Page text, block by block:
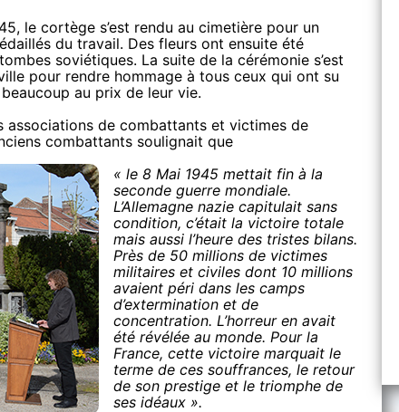
le cortège s’est rendu au cimetière pour un
du travail. Des fleurs ont ensuite été
soviétiques. La suite de la cérémonie s’est
pour rendre hommage à tous ceux qui ont su
au prix de leur vie.
associations de combattants et victimes de
combattants soulignait que
« le 8 Mai 1945 mettait fin à la
seconde guerre mondiale.
L’Allemagne nazie capitulait sans
condition, c’était la victoire totale
mais aussi l’heure des tristes bilans.
Près de 50 millions de victimes
militaires et civiles dont 10 millions
avaient péri dans les camps
d’extermination et de
concentration. L’horreur en avait
été révélée au monde. Pour la
France, cette victoire marquait le
terme de ces souffrances, le retour
de son prestige et le triomphe de
ses idéaux ».